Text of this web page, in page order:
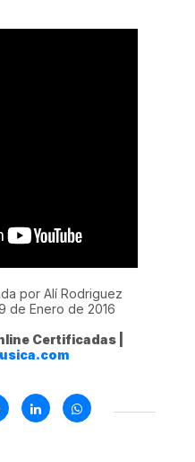
por Alí Rodriguez
de Enero de 2016
Certificadas |